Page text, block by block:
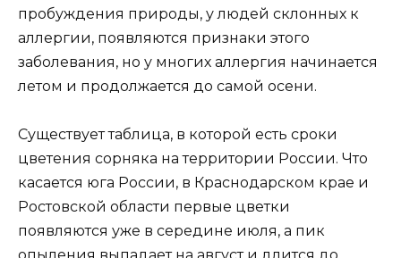
пробуждения природы, у людей склонных к
аллергии, появляются признаки этого
заболевания, но у многих аллергия начинается
летом и продолжается до самой осени.
Существует таблица, в которой есть сроки
цветения сорняка на территории России. Что
касается юга России, в Краснодарском крае и
Ростовской области первые цветки
появляются уже в середине июля, а пик
опыления выпадает на август и длится до